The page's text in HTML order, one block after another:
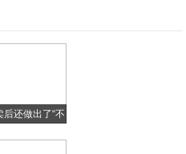
形态还是平板电
费…近期超值互
后还做出了“不